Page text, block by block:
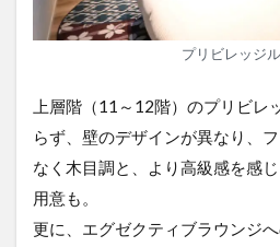
プリビレッジ
上層階（11～12階）のプリビレ
らず、壁のデザインが異なり、
なく木目調と、より高級感を感
用意も。
更に、エグゼクティブラウンジへ